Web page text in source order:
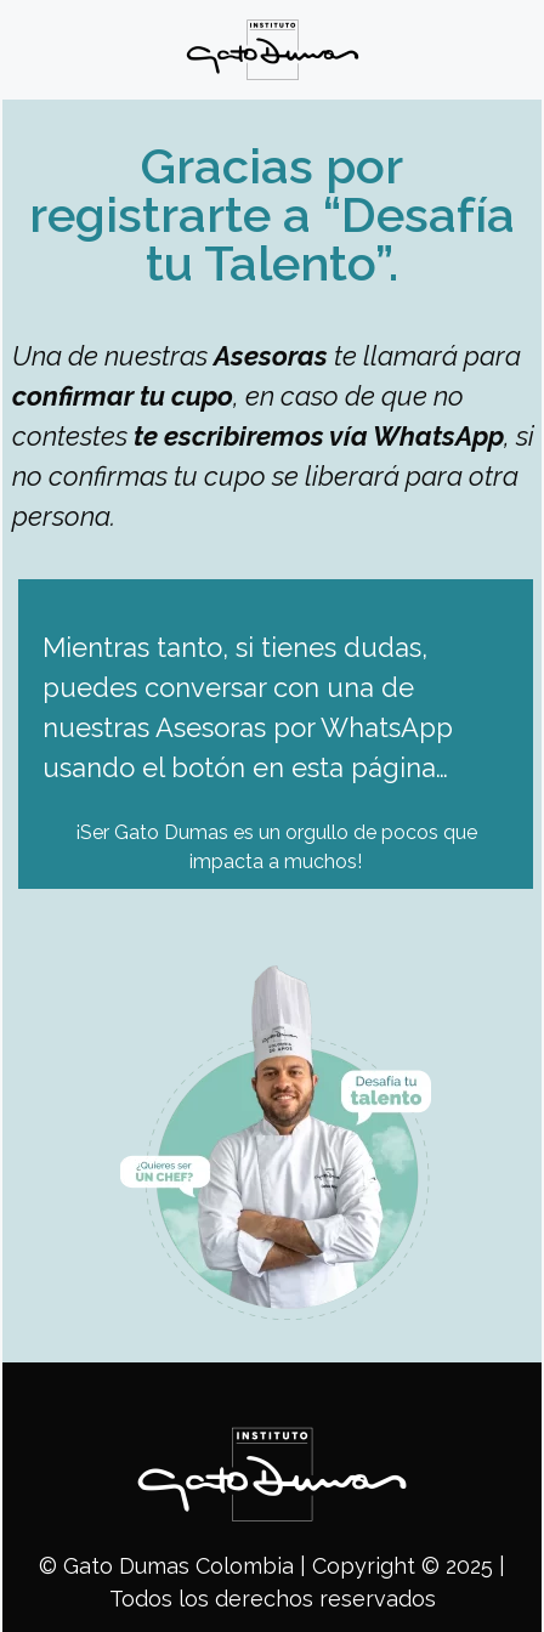
Gracias por
registrarte a “Desafía
tu Talento”.
Una de nuestrasAsesoras te llamará para
confirmar tu cupo, en caso de que no
contestes te escribiremos vía WhatsApp, si
no confirmas tu cupo se liberará para otra
persona.
Mientras tanto, si tienes dudas,
puedes conversar con una de
nuestras Asesoras por WhatsApp
usando el botón en esta página…
¡Ser Gato Dumas es un orgullo de pocos que
impacta a muchos!
© Gato Dumas Colombia | Copyright © 2025 |
Todos los derechos reservados